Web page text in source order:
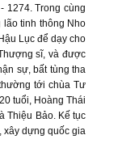
1274. Trong cùng
tinh thông Nho
Lục để dạy cho
sĩ, và được
sự, bất tùng tha
tới chùa Tư
tuổi, Hoàng Thái
Thiệu Bảo. Kế tục
xây dựng quốc gia